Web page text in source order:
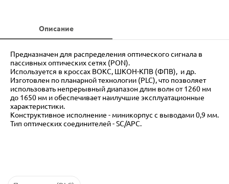
Описание
Предназначен для распределения оптического сигнала в
пассивных оптических сетях (PON).
Используется в кроссах ВОКС, ШКОН-КПВ (ФПВ), и др.
Изготовлен по планарной технологии (PLC), что позволяет
использовать непрерывный диапазон длин волн от 1260 нм
до 1650 нм и обеспечивает наилучшие эксплуатационные
характеристики.
Конструктивное исполнение - миникорпус с выводами 0,9 мм.
Тип оптических соединителей - SC/APC.